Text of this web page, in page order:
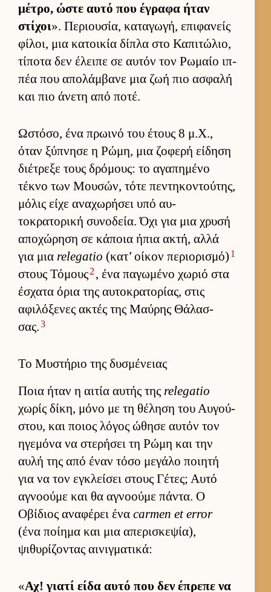
μέτρο, ώστε αυτό που έγραφα ήταν
στίχοι». Περιου­σία, καταγωγή, επιφανείς
φίλοι, μια κατοι­κία δίπλα στο Καπιτώλιο,
τίποτα δεν έλειπε σε αυ­τόν τον Ρωμαίο ιπ­
πέα που απολάμ­βανε μια ζωή πιο ασφαλή
και πιο άνετη από ποτέ.
Ωστόσο, ένα πρωινό του έτους 8 μ.Χ.,
όταν ξύπνησε η Ρώμη, μια ζοφερή εί­δηση
διέτρεξε τους δρόμους: το αγαπημένο
τέκνο των Μου­σών, τότε πεντηκοντού­της,
μόλις είχε αναχωρήσει υπό αυ­
τοκρατορική συνοδεία. Όχι για μια χρυσή
αποχώρηση σε κάποια ήπια ακτή, αλλά
για μια relegatio (κατ’ οί­κον περιο­ρισμό) 1
στους Τόμους2 , ένα παγωμένο χωριό στα
έσχατα όρια της αυ­τοκρατορίας, στις
αφιλόξενες ακτές της Μαύ­ρης Θάλασ­
σας.3
Το Μυστήριο της δυσμένειας
Ποια ήταν η αι­τία αυ­τής της relegatio
χωρίς δίκη, μόνο με τη θέληση του Αυ­γού­
στου, και ποιος λόγος ώθησε αυ­τόν τον
ηγεμόνα να στερήσει τη Ρώμη και την
αυλή της από έναν τόσο μεγάλο ποι­ητή
για να τον εγκλεί­σει στους Γέτες; Αυτό
αγνοούμε και θα αγνοούμε πάντα. Ο
Οβίδιος αναφέρει ένα carmen et error
(ένα ποί­ημα και μια απερισκεψία),
ψιθυρίζοντας αι­νιγ­ματικά:
«Αχ! γιατί είδα αυτό που δεν έπρεπε να